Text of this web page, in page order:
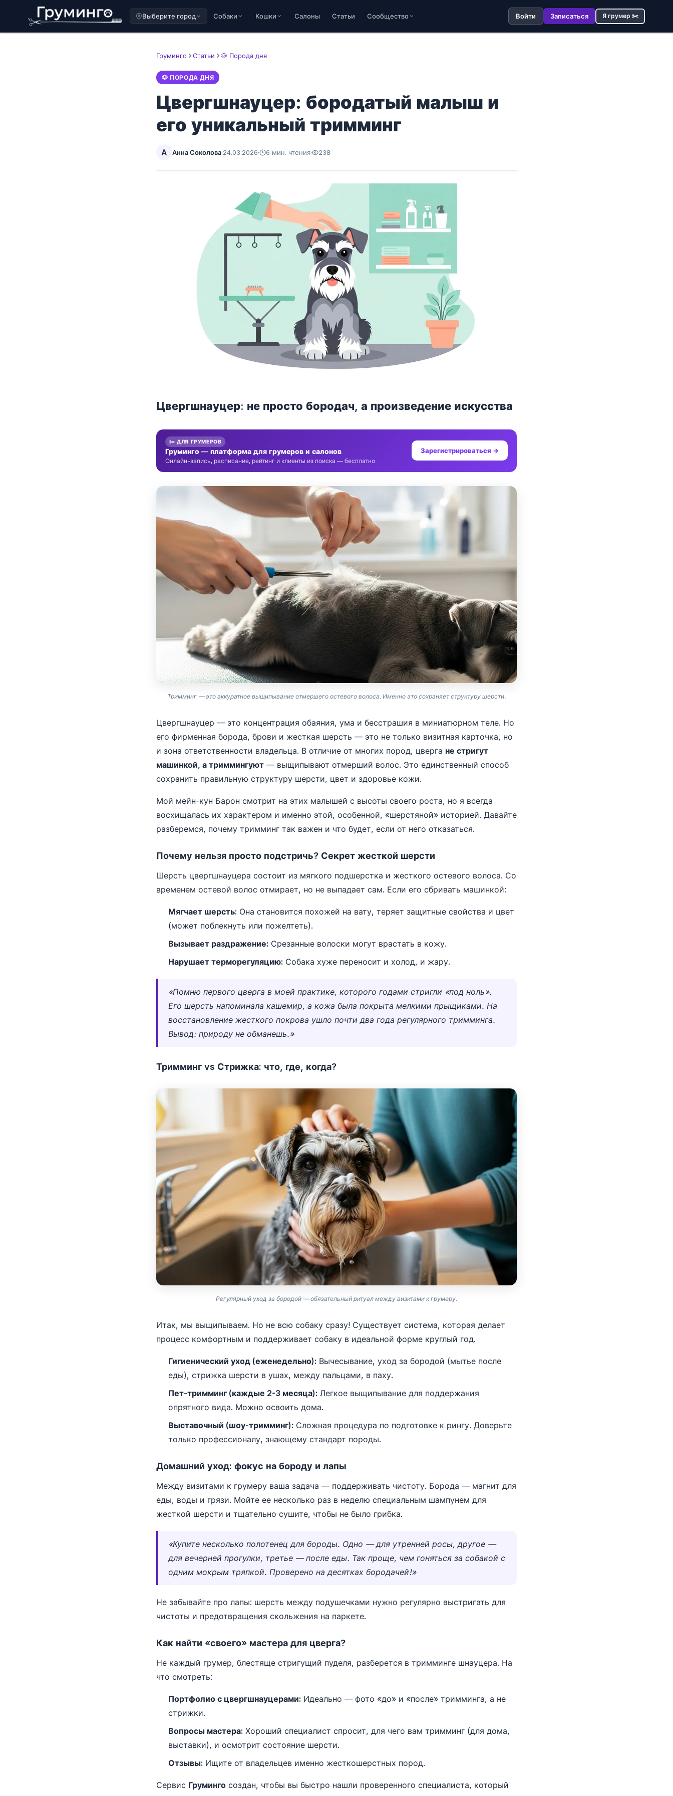
Выберите город Собаки Кошки Салоны Статьи Сообщество Войти Записаться Я грумер ✂️
Груминго Статьи 🐶 Порода дня
🐶 ПОРОДА ДНЯ
Цвергшнауцер: бородатый малыш и
его уникальный тримминг
А Анна Соколова·24.03.2026· 6 мин. чтения· 238
Цвергшнауцер: не просто бородач, а произведение искусства
✂️ ДЛЯ ГРУМЕРОВ
Груминго — платформа для грумеров и салонов
Онлайн-запись, расписание, рейтинг и клиенты из поиска — бесплатно
Зарегистрироваться →
Тримминг — это аккуратное выщипывание отмершего остевого волоса. Именно это сохраняет структуру шерсти.
Цвергшнауцер — это концентрация обаяния, ума и бесстрашия в миниатюрном теле. Но
его фирменная борода, брови и жесткая шерсть — это не только визитная карточка, но
и зона ответственности владельца. В отличие от многих пород, цверга не стригут
машинкой, а триммингуют — выщипывают отмерший волос. Это единственный способ
сохранить правильную структуру шерсти, цвет и здоровье кожи.
Мой мейн-кун Барон смотрит на этих малышей с высоты своего роста, но я всегда
восхищалась их характером и именно этой, особенной, «шерстяной» историей. Давайте
разберемся, почему тримминг так важен и что будет, если от него отказаться.
Почему нельзя просто подстричь? Секрет жесткой шерсти
Шерсть цвергшнауцера состоит из мягкого подшерстка и жесткого остевого волоса. Со
временем остевой волос отмирает, но не выпадает сам. Если его сбривать машинкой:
Мягчает шерсть: Она становится похожей на вату, теряет защитные свойства и цвет
(может поблекнуть или пожелтеть).
Вызывает раздражение: Срезанные волоски могут врастать в кожу.
Нарушает терморегуляцию: Собака хуже переносит и холод, и жару.
«Помню первого цверга в моей практике, которого годами стригли «под ноль».
Его шерсть напоминала кашемир, а кожа была покрыта мелкими прыщиками. На
восстановление жесткого покрова ушло почти два года регулярного тримминга.
Вывод: природу не обманешь.»
Тримминг vs Стрижка: что, где, когда?
Регулярный уход за бородой — обязательный ритуал между визитами к грумеру.
Итак, мы выщипываем. Но не всю собаку сразу! Существует система, которая делает
процесс комфортным и поддерживает собаку в идеальной форме круглый год.
Гигиенический уход (еженедельно): Вычесывание, уход за бородой (мытье после
еды), стрижка шерсти в ушах, между пальцами, в паху.
Пет-тримминг (каждые 2-3 месяца): Легкое выщипывание для поддержания
опрятного вида. Можно освоить дома.
Выставочный (шоу-тримминг): Сложная процедура по подготовке к рингу. Доверьте
только профессионалу, знающему стандарт породы.
Домашний уход: фокус на бороду и лапы
Между визитами к грумеру ваша задача — поддерживать чистоту. Борода — магнит для
еды, воды и грязи. Мойте ее несколько раз в неделю специальным шампунем для
жесткой шерсти и тщательно сушите, чтобы не было грибка.
«Купите несколько полотенец для бороды. Одно — для утренней росы, другое —
для вечерней прогулки, третье — после еды. Так проще, чем гоняться за собакой с
одним мокрым тряпкой. Проверено на десятках бородачей!»
Не забывайте про лапы: шерсть между подушечками нужно регулярно выстригать для
чистоты и предотвращения скольжения на паркете.
Как найти «своего» мастера для цверга?
Не каждый грумер, блестяще стригущий пуделя, разберется в тримминге шнауцера. На
что смотреть:
Портфолио с цвергшнауцерами: Идеально — фото «до» и «после» тримминга, а не
стрижки.
Вопросы мастера: Хороший специалист спросит, для чего вам тримминг (для дома,
выставки), и осмотрит состояние шерсти.
Отзывы: Ищите от владельцев именно жесткошерстных пород.
Сервис Груминго создан, чтобы вы быстро нашли проверенного специалиста, который